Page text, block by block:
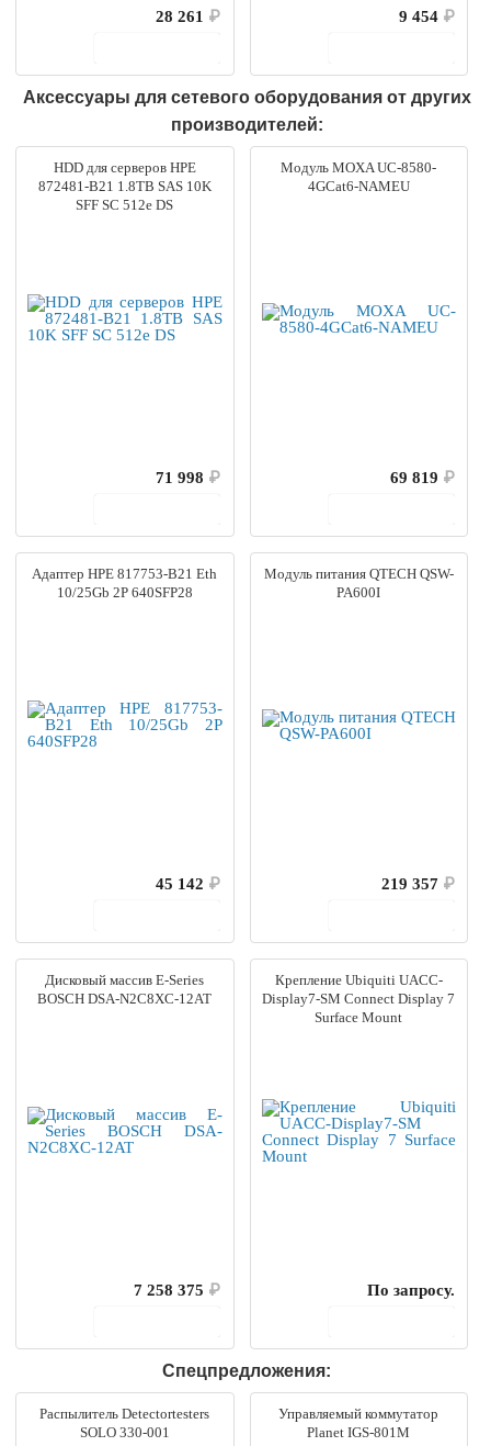
28 261 ₽
9 454 ₽
Аксессуары для сетевого оборудования от других
производителей:
HDD для серверов HPE
872481-B21 1.8TB SAS 10K
SFF SC 512e DS
71 998 ₽
Модуль MOXA UC-8580-
4GCat6-NAMEU
69 819 ₽
Адаптер HPE 817753-B21 Eth
10/25Gb 2P 640SFP28
45 142 ₽
Модуль питания QTECH QSW-
PA600I
219 357 ₽
Дисковый массив E-Series
BOSCH DSA-N2C8XC-12AT
7 258 375 ₽
Крепление Ubiquiti UACC-
Display7-SM Connect Display 7
Surface Mount
По запросу.
Спецпредложения:
Распылитель Detectortesters
SOLO 330-001
Управляемый коммутатор
Planet IGS-801M